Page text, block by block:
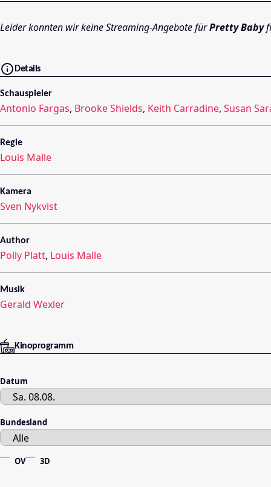
Leider konnten wir keine Streaming-Angebote fürPretty Baby
Details
Schauspieler
Antonio Fargas, Brooke Shields, Keith Carradine, Susan
Regie
Louis Malle
Kamera
Sven Nykvist
Author
Polly Platt, Louis Malle
Musik
Gerald Wexler
Kinoprogramm
Datum
Bundesland
OV 3D